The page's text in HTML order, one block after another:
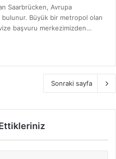
Saarbrücken, Avrupa
bulunur. Büyük bir metropol olan
başvuru merkezimizden…
Sonraki sayfa